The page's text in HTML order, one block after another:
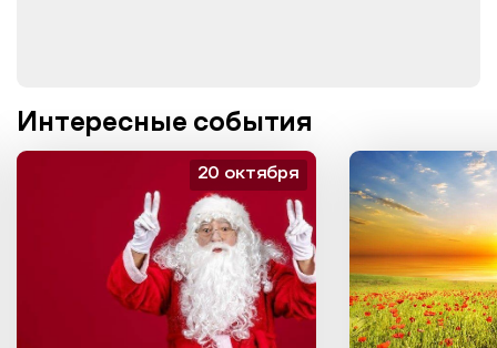
Интересные события
20 октября